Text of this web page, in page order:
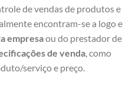
de vendas de produtos e
encontram-se a logo e
empresaou do prestador de
de venda, como
serviço e preço.